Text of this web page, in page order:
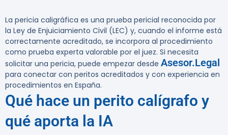
La pericia caligráfica es una prueba pericial reconocida por
la Ley de Enjuiciamiento Civil (LEC) y, cuando el informe está
correctamente acreditado, se incorpora al procedimiento
como prueba experta valorable por el juez. Si necesita
solicitar una pericia, puede empezar desde Asesor.Legal
para conectar con peritos acreditados y con experiencia en
procedimientos en España.
Qué hace un perito calígrafo y
qué aporta la IA